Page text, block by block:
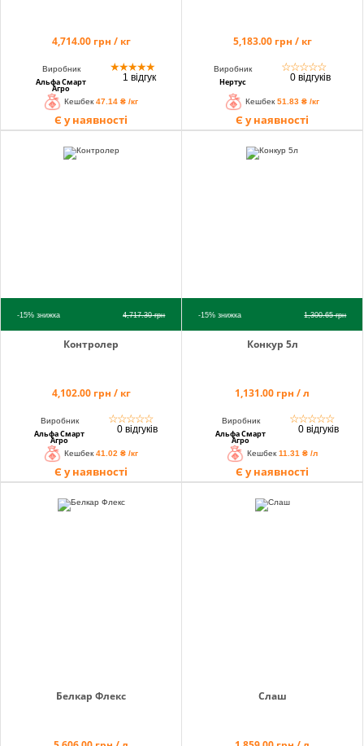
4,714.00 грн / кг
Виробник
Альфа Смарт
Агро
★★★★★
1 відгук
Кешбек 47.14 ₴ /кг
Є у наявності
5,183.00 грн / кг
Виробник
Нертус
☆☆☆☆☆
0 відгуків
Кешбек 51.83 ₴ /кг
Є у наявності
-15%знижка 4,717.30грн
Контролер
4,102.00 грн / кг
Виробник
Альфа Смарт
Агро
☆☆☆☆☆
0 відгуків
Кешбек 41.02 ₴ /кг
Є у наявності
-15%знижка 1,300.65грн
Конкур 5л
1,131.00 грн / л
Виробник
Альфа Смарт
Агро
☆☆☆☆☆
0 відгуків
Кешбек 11.31 ₴ /л
Є у наявності
Белкар Флекс Слаш